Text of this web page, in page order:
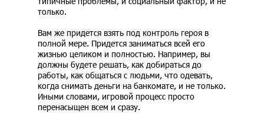
только.
Вам же придется взять под контроль героя в
полной мере. Придется заниматься всей его
жизнью целиком и полностью. Например, вы
должны будете решать, как добираться до
работы, как общаться с людьми, что одевать,
когда снимать деньги на банкомате, и не только.
Иными словами, игровой процесс просто
перенасыщен всем и сразу.